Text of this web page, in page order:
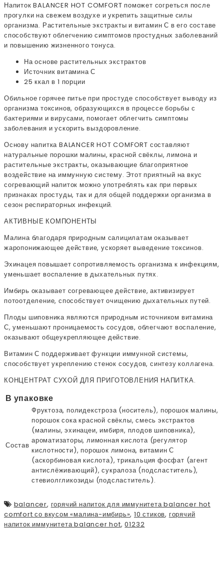
Напиток BALANCER HOT COMFORT поможет согреться после
прогулки на свежем воздухе и укрепить защитные силы
организма. Растительные экстракты и витамин С в его составе
способствуют облегчению симптомов простудных заболеваний
и повышению жизненного тонуса.
На основе растительных экстрактов
Источник витамина С
25 ккал в 1 порции
Обильное горячее питье при простуде способствует выводу из
организма токсинов, образующихся в процессе борьбы с
бактериями и вирусами, помогает облегчить симптомы
заболевания и ускорить выздоровление.
Основу напитка BALANCER HOT COMFORT составляют
натуральные порошки малины, красной свёклы, лимона и
растительные экстракты, оказывающие благоприятное
воздействие на иммунную систему. Этот приятный на вкус
согревающий напиток можно употреблять как при первых
признаках простуды, так и для общей поддержки организма в
сезон респираторных инфекций.
АКТИВНЫЕ КОМПОНЕНТЫ
Малина благодаря природным салицилатам оказывает
жаропонижающее действие, ускоряет выведение токсинов.
Эхинацея повышает сопротивляемость организма к инфекциям,
уменьшает воспаление в дыхательных путях.
Имбирь оказывает согревающее действие, активизирует
потоотделение, способствует очищению дыхательных путей.
Плоды шиповника являются природным источником витамина
С, уменьшают проницаемость сосудов, облегчают воспаление,
оказывают общеукрепляющее действие.
Витамин С поддерживает функции иммунной системы,
способствует укреплению стенок сосудов, синтезу коллагена.
КОНЦЕНТРАТ СУХОЙ ДЛЯ ПРИГОТОВЛЕНИЯ НАПИТКА.
В упаковке
Состав
Фруктоза, полидекстроза (носитель), порошок малины,
порошок сока красной свёклы, смесь экстрактов
(малины, эхинацеи, имбиря, плодов шиповника),
ароматизаторы, лимонная кислота (регулятор
кислотности), порошок лимона, витамин С
(аскорбиновая кислота), трикальция фосфат (агент
антислёживающий), сукралоза (подсластитель),
стевиолгликозиды (подсластитель).
balancer, горячий напиток для иммунитета balancer hot
comfort со вкусом «малина-имбирь»,10 стиков, горячий
напиток иммунитета balancer hot,01232